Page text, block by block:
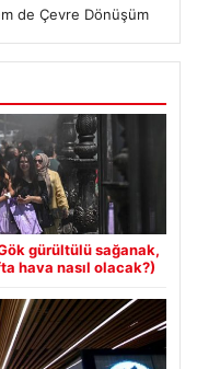
de Çevre Dönüşüm
gürültülü sağanak,
hava nasıl olacak?)